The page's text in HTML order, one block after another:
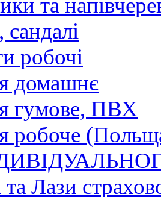
та
сандалі
робочі
домашнє
гумове, ПВХ
робоче
Лази